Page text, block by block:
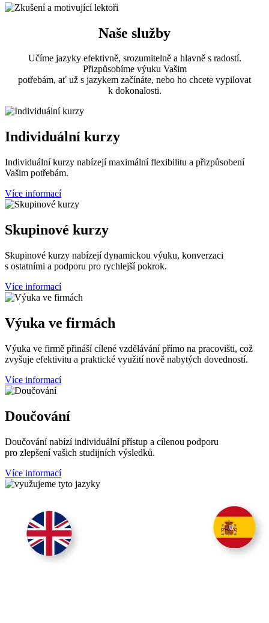
Naše služby
Učíme jazyky efektivně, srozumitelně a hlavně s radostí.
Přizpůsobíme výuku Vašim
potřebám, ať už s jazykem začínáte, nebo ho chcete vypilovat
k dokonalosti.
Individuální kurzy
Individuální kurzy nabízejí maximální flexibilitu a přizpůsobení
Vašim potřebám.
Více informací
Skupinové kurzy
Skupinové kurzy nabízejí dynamickou výuku, konverzaci
s ostatními a podporu pro rychlejší pokrok.
Více informací
Výuka ve firmách
Výuka ve firmě přináší cílené vzdělávání přímo na pracovišti, což
zvyšuje efektivitu a praktické využití nově nabytých dovedností.
Více informací
Doučování
Doučování nabízí individuální přístup a cílenou podporu
pro zlepšení vašich studijních výsledků.
Více informací